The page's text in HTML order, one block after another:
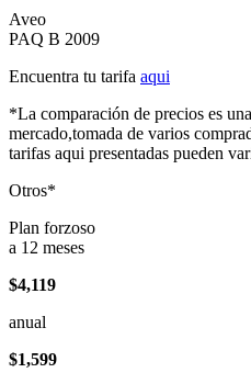
Aveo
PAQ B 2009
Encuentra tu tarifa aqui
*La comparación de precios es
mercado,tomada de varios
tarifas aqui presentadas pueden
Otros*
Plan forzoso
a 12 meses
$4,119
anual
$1,599